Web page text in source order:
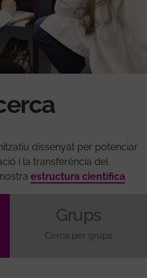
dissenyat per potenciar
i la transferència del
estructura científica.
Grups
Cerca per grups